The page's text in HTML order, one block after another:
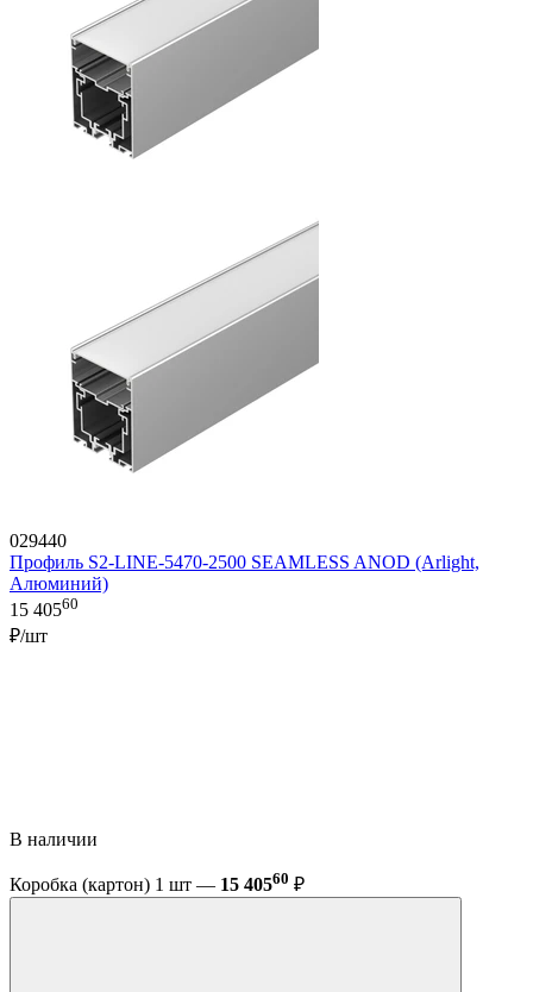
029440
Профиль S2-LINE-5470-2500 SEAMLESS ANOD (Arlight,
Алюминий)
15 40560
₽/шт
В наличии
Коробка (картон) 1 шт — 15 40560 ₽